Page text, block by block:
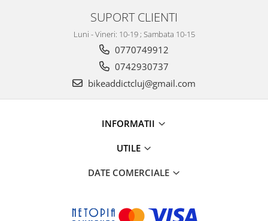
SUPORT CLIENTI
Luni - Vineri: 10-19 ; Sambata 10-15
0770749912
0742930737
bikeaddictcluj@gmail.com
INFORMATII
UTILE
DATE COMERCIALE